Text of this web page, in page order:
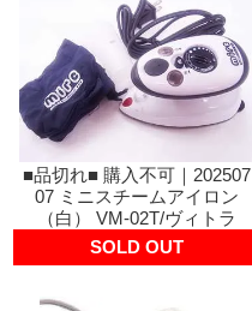
■品切れ■ 購入不可｜202507
07 ミニスチームアイロン
（白） VM-02T/ヴィトラ
SOLD OUT